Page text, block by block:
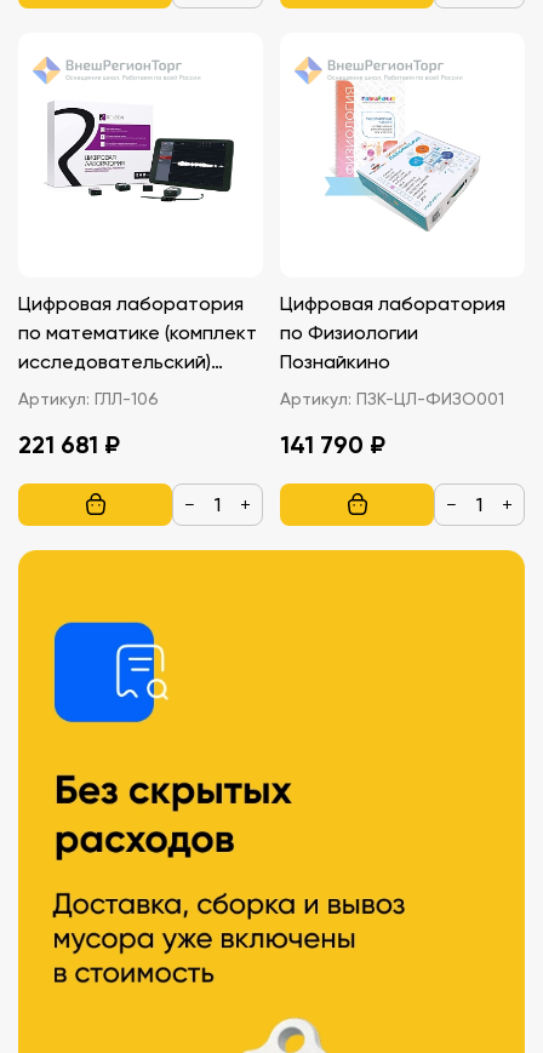
Цифровая лаборатория
по математике (комплект
исследовательский)
Релеон Воздух Releon Air
Артикул: ГЛЛ-106
221 681 ₽
− +
Цифровая лаборатория
по Физиологии
Познайкино
Артикул: ПЗК-ЦЛ-ФИЗО001
141 790 ₽
− +